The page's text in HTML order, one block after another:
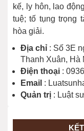
kế, ly hôn, lao
tuệ; tố tụng trọng
hòa giải.
Địa chỉ : Số 3E
Thanh Xuân, Hà
Điện thoại :
Email :
Quản trị : Luật